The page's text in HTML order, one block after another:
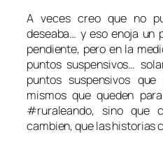
A veces creo que no
deseaba… y eso enoja un
pendiente, pero en la
puntos suspensivos…
puntos suspensivos
mismos que queden
#ruraleando, sino que
cambien, que las historias